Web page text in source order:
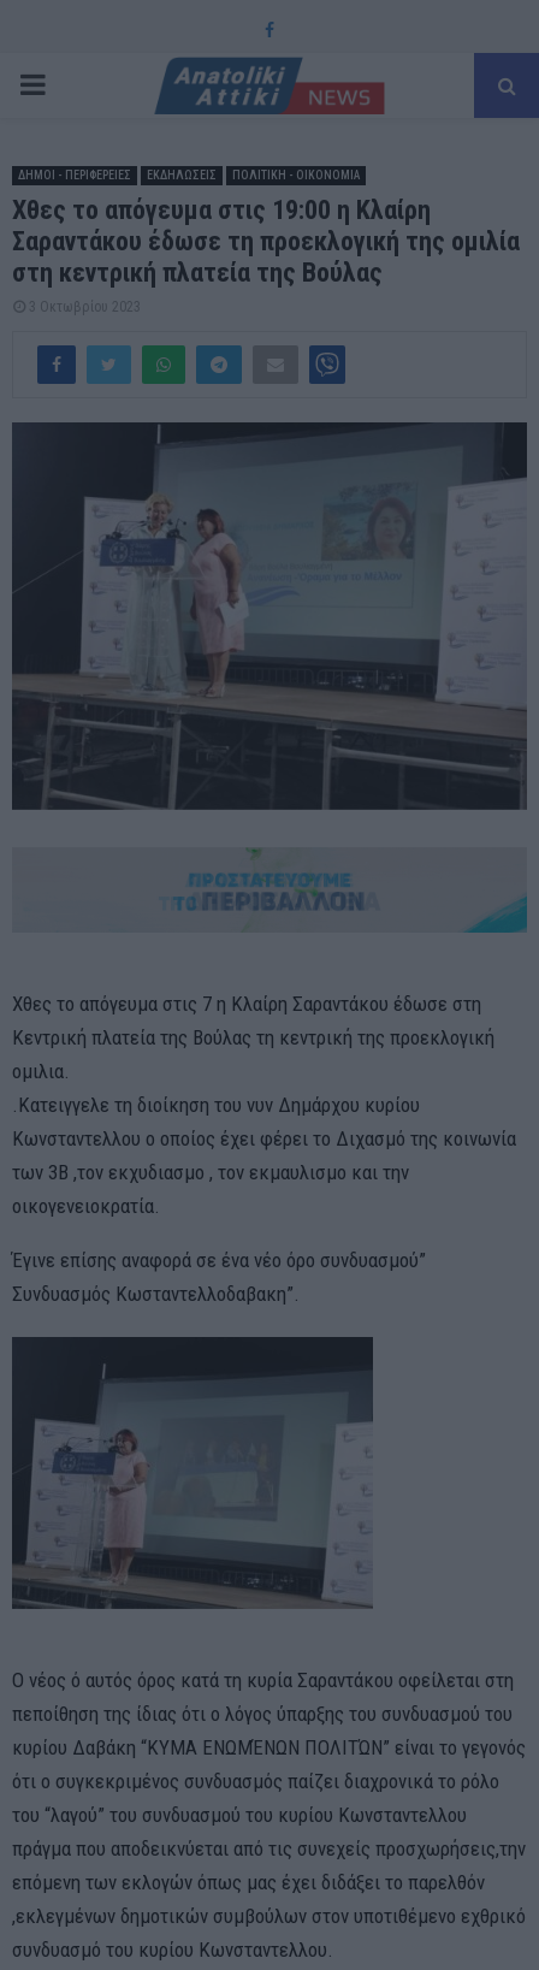
Facebook
PRIMARY
ΔΗΜΟΙ - ΠΕΡΙΦΕΡΕΙΕΣ ΕΚΔΗΛΩΣΕΙΣ ΠΟΛΙΤΙΚΗ - ΟΙΚΟΝΟΜΙΑ
Χθες το απόγευμα στις 19:00 η Κλαίρη
Σαραντάκου έδωσε τη προεκλογική της ομιλία
στη κεντρική πλατεία της Βούλας
3 Οκτωβρίου 2023
Χθες το απόγευμα στις 7 η Κλαίρη Σαραντάκου έδωσε στη
Κεντρική πλατεία της Βούλας τη κεντρική της προεκλογική
ομιλια.
.Κατειγγελε τη διοίκηση του νυν Δημάρχου κυρίου
Κωνσταντελλου ο οποίος έχει φέρει το Διχασμό της κοινωνία
των 3Β ,τον εκχυδιασμο , τον εκμαυλισμο και την
οικογενειοκρατία.
Έγινε επίσης αναφορά σε ένα νέο όρο συνδυασμού”
Συνδυασμός Κωσταντελλοδαβακη”.
Ο νέος ό αυτός όρος κατά τη κυρία Σαραντάκου οφείλεται στη
πεποίθηση της ίδιας ότι ο λόγος ύπαρξης του συνδυασμού του
κυρίου Δαβάκη “ΚΥΜΑ ΕΝΩΜΈΝΩΝ ΠΟΛΙΤΏΝ” είναι το γεγονός
ότι ο συγκεκριμένος συνδυασμός παίζει διαχρονικά το ρόλο
του “λαγού” του συνδυασμού του κυρίου Κωνσταντελλου
πράγμα που αποδεικνύεται από τις συνεχείς προσχωρήσεις,την
επόμενη των εκλογών όπως μας έχει διδάξει το παρελθόν
,εκλεγμένων δημοτικών συμβούλων στον υποτιθέμενο εχθρικό
συνδυασμό του κυρίου Κωνσταντελλου.